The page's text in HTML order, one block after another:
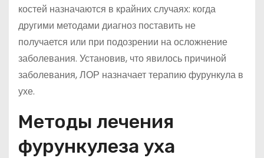
костей назначаются в крайних случаях: когда
другими методами диагноз поставить не
получается или при подозрении на осложнение
заболевания. Установив, что явилось причиной
заболевания, ЛОР назначает терапию фурункула в
ухе.
Методы лечения
фурункулеза уха